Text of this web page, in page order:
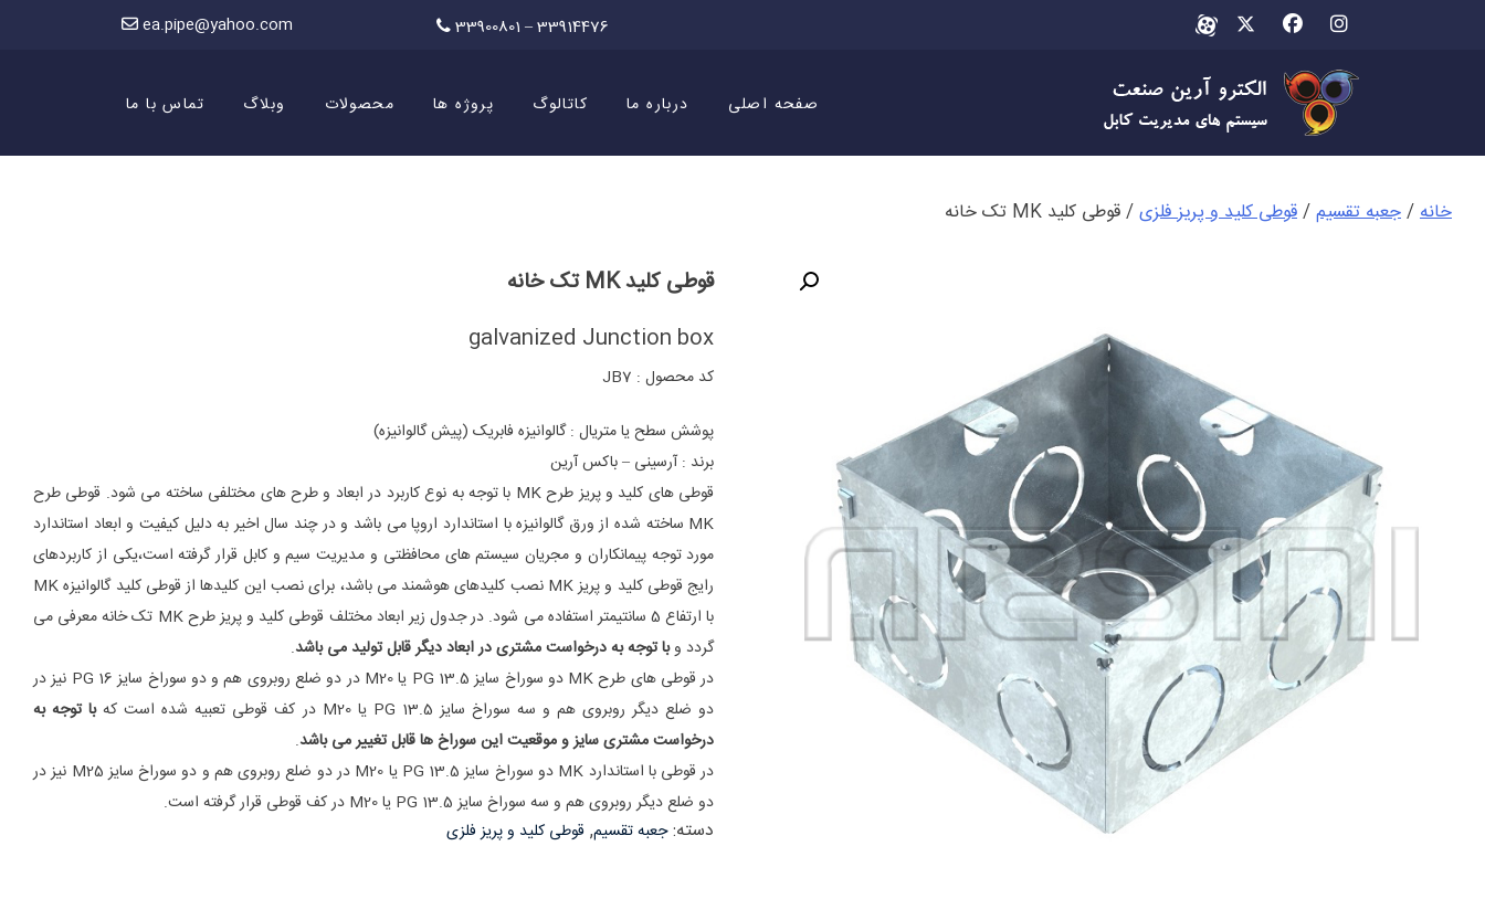
33900801 – 33914476
ea.pipe@yahoo.com
صفحه اصلی درباره ما کاتالوگ پروژه ها محصولات وبلاگ تماس با ما
خانه/جعبه تقسیم/قوطی کلید و پریز فلزی/ قوطی کلید MK تک خانه
قوطی کلید MK تک خانه
galvanized Junction box
کد محصول : JB7
پوشش سطح یا متریال : گالوانیزه فابریک (پیش گالوانیزه)
برند : آرسینی – باکس آرین
قوطی های کلید و پریز طرح MK با توجه به نوع کاربرد در ابعاد و طرح های مختلفی ساخته می شود. قوطی طرح
MK ساخته شده از ورق گالوانیزه با استاندارد اروپا می باشد و در چند سال اخیر به دلیل کیفیت و ابعاد استاندارد
مورد توجه پیمانکاران و مجریان سیستم های محافظتی و مدیریت سیم و کابل قرار گرفته است،یکی از کاربردهای
رایج قوطی کلید و پریز MK نصب کلیدهای هوشمند می باشد، برای نصب این کلیدها از قوطی کلید گالوانیزه MK
با ارتفاع 5 سانتیمتر استفاده می شود. در جدول زیر ابعاد مختلف قوطی کلید و پریز طرح MK تک خانه معرفی می
گردد وبا توجه به درخواست مشتری در ابعاد دیگر قابل تولید می باشد.
در قوطی های طرح MK دو سوراخ سایز PG 13.5 یا M20 در دو ضلع روبروی هم و دو سوراخ سایز PG 16 نیز در
دو ضلع دیگر روبروی هم و سه سوراخ سایز PG 13.5 یا M20 در کف قوطی تعبیه شده است که
با توجه به
درخواست مشتری سایز و موقعیت این سوراخ ها قابل تغییر می باشد.
در قوطی با استاندارد MK دو سوراخ سایز PG 13.5 یا M20 در دو ضلع روبروی هم و دو سوراخ سایز M25 نیز در
دو ضلع دیگر روبروی هم و سه سوراخ سایز PG 13.5 یا M20 در کف قوطی قرار گرفته است.
دسته:جعبه تقسیم, قوطی کلید و پریز فلزی